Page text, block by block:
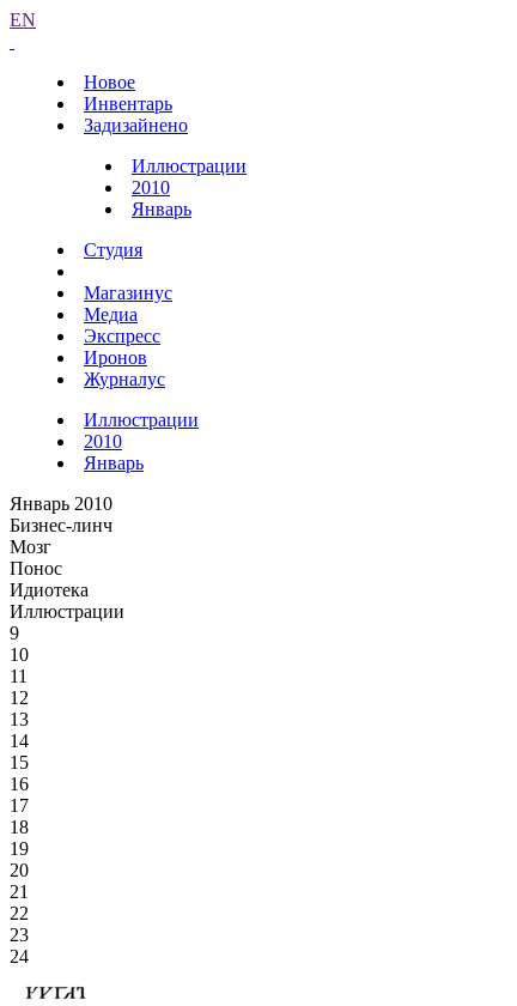
EN
Новое
Инвентарь
Задизайнено
Иллюстрации
2010
Январь
Студия
Магазинус
Медиа
Экспресс
Иронов
Журналус
Иллюстрации
2010
Январь
Январь 2010
Бизнес-линч
Мозг
Понос
Идиотека
Иллюстрации
9
10
11
12
13
14
15
16
17
18
19
20
21
22
23
24